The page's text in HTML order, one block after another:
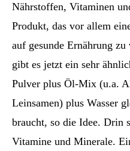
Nährstoffen, Vitaminen
Produkt, das vor allem
auf gesunde Ernährung
gibt es jetzt ein sehr
Pulver plus Öl-Mix (u.a.
Leinsamen) plus Wasser
braucht, so die Idee. Drin
Vitamine und Minerale.